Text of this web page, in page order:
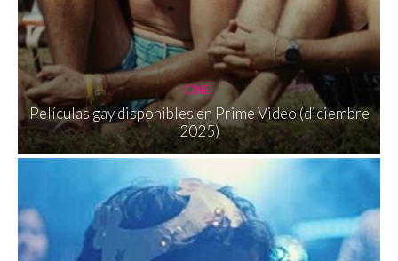
CINE
Películas gay disponibles en Prime Video (diciembre
2025)